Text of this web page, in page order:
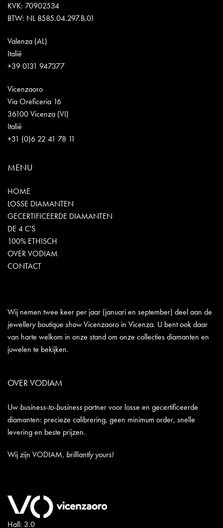
KVK: 70902534
BTW: NL 8585.04.297.B.01
Valenza (AL)
Italië
+39 0131 947377
Vicenzaoro
Via Oreficeria 16
36100 Vicenza (VI)
Italië
+31 (0)6 22 41 78 11
MENU
HOME
LOSSE DIAMANTEN
GECERTIFICEERDE DIAMANTEN
DE 4 C'S
100% ETHISCH
OVER VODIAM
CONTACT
Wij nemen twee keer per jaar (januari en september) deel aan de
jewellery boutique showVicenzaoro in Vicenza. U bent ook daar
van harte welkom in onze stand om onze collecties diamanten en
juwelen te bekijken.
OVER VODIAM
Uw business-to-business partner voor losse en gecertificeerde
diamanten: precieze calibrering, geen minimum order, snelle
levering en beste prijzen.
Wij zijn VODIAM, brilliantly yours!
Hall: 3.0